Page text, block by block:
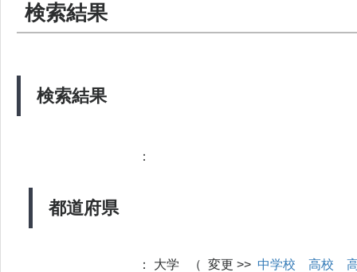
検索結果
検索結果
都道府県
：
： 大学 （ 変更 >> 中学校 高校